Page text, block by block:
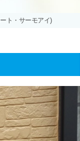
ト・サーモアイ)